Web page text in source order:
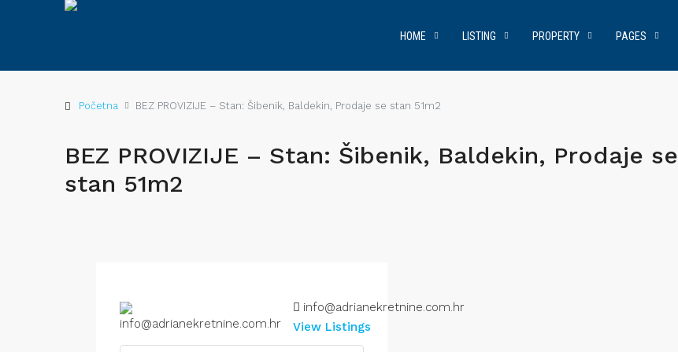
HOME LISTING PROPERTY PAGES
Početna BEZ PROVIZIJE – Stan: Šibenik, Baldekin, Prodaje se stan 51m2
BEZ PROVIZIJE – Stan: Šibenik, Baldekin, Prodaje se
stan 51m2
info@adrianekretnine.com.hr
View Listings